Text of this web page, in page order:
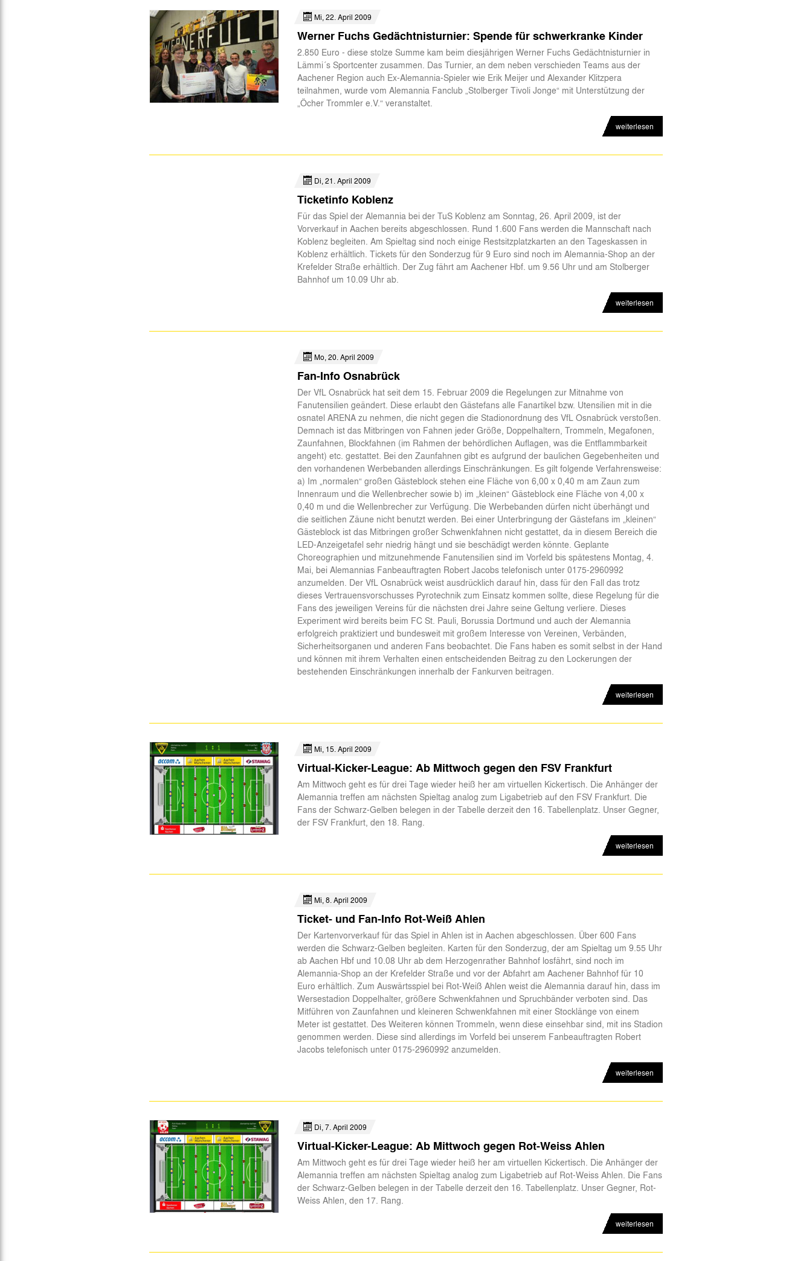
Mi, 22. April 2009
Werner Fuchs Gedächtnisturnier: Spende für schwerkranke Kinder
2.850 Euro - diese stolze Summe kam beim diesjährigen Werner Fuchs Gedächtnisturnier in
Lämmi´s Sportcenter zusammen. Das Turnier, an dem neben verschieden Teams aus der
Aachener Region auch Ex-Alemannia-Spieler wie Erik Meijer und Alexander Klitzpera
teilnahmen, wurde vom Alemannia Fanclub „Stolberger Tivoli Jonge“ mit Unterstützung der
„Öcher Trommler e.V.“ veranstaltet.
weiterlesen
Di, 21. April 2009
Ticketinfo Koblenz
Für das Spiel der Alemannia bei der TuS Koblenz am Sonntag, 26. April 2009, ist der
Vorverkauf in Aachen bereits abgeschlossen. Rund 1.600 Fans werden die Mannschaft nach
Koblenz begleiten. Am Spieltag sind noch einige Restsitzplatzkarten an den Tageskassen in
Koblenz erhältlich. Tickets für den Sonderzug für 9 Euro sind noch im Alemannia-Shop an der
Krefelder Straße erhältlich. Der Zug fährt am Aachener Hbf. um 9.56 Uhr und am Stolberger
Bahnhof um 10.09 Uhr ab.
weiterlesen
Mo, 20. April 2009
Fan-Info Osnabrück
Der VfL Osnabrück hat seit dem 15. Februar 2009 die Regelungen zur Mitnahme von
Fanutensilien geändert. Diese erlaubt den Gästefans alle Fanartikel bzw. Utensilien mit in die
osnatel ARENA zu nehmen, die nicht gegen die Stadionordnung des VfL Osnabrück verstoßen.
Demnach ist das Mitbringen von Fahnen jeder Größe, Doppelhaltern, Trommeln, Megafonen,
Zaunfahnen, Blockfahnen (im Rahmen der behördlichen Auflagen, was die Entflammbarkeit
angeht) etc. gestattet. Bei den Zaunfahnen gibt es aufgrund der baulichen Gegebenheiten und
den vorhandenen Werbebanden allerdings Einschränkungen. Es gilt folgende Verfahrensweise:
a) Im „normalen“ großen Gästeblock stehen eine Fläche von 6,00 x 0,40 m am Zaun zum
Innenraum und die Wellenbrecher sowie b) im „kleinen“ Gästeblock eine Fläche von 4,00 x
0,40 m und die Wellenbrecher zur Verfügung. Die Werbebanden dürfen nicht überhängt und
die seitlichen Zäune nicht benutzt werden. Bei einer Unterbringung der Gästefans im „kleinen“
Gästeblock ist das Mitbringen großer Schwenkfahnen nicht gestattet, da in diesem Bereich die
LED-Anzeigetafel sehr niedrig hängt und sie beschädigt werden könnte. Geplante
Choreographien und mitzunehmende Fanutensilien sind im Vorfeld bis spätestens Montag, 4.
Mai, bei Alemannias Fanbeauftragten Robert Jacobs telefonisch unter 0175-2960992
anzumelden. Der VfL Osnabrück weist ausdrücklich darauf hin, dass für den Fall das trotz
dieses Vertrauensvorschusses Pyrotechnik zum Einsatz kommen sollte, diese Regelung für die
Fans des jeweiligen Vereins für die nächsten drei Jahre seine Geltung verliere. Dieses
Experiment wird bereits beim FC St. Pauli, Borussia Dortmund und auch der Alemannia
erfolgreich praktiziert und bundesweit mit großem Interesse von Vereinen, Verbänden,
Sicherheitsorganen und anderen Fans beobachtet. Die Fans haben es somit selbst in der Hand
und können mit ihrem Verhalten einen entscheidenden Beitrag zu den Lockerungen der
bestehenden Einschränkungen innerhalb der Fankurven beitragen.
weiterlesen
Mi, 15. April 2009
Virtual-Kicker-League: Ab Mittwoch gegen den FSV Frankfurt
Am Mittwoch geht es für drei Tage wieder heiß her am virtuellen Kickertisch. Die Anhänger der
Alemannia treffen am nächsten Spieltag analog zum Ligabetrieb auf den FSV Frankfurt. Die
Fans der Schwarz-Gelben belegen in der Tabelle derzeit den 16. Tabellenplatz. Unser Gegner,
der FSV Frankfurt, den 18. Rang.
weiterlesen
Mi, 8. April 2009
Ticket- und Fan-Info Rot-Weiß Ahlen
Der Kartenvorverkauf für das Spiel in Ahlen ist in Aachen abgeschlossen. Über 600 Fans
werden die Schwarz-Gelben begleiten. Karten für den Sonderzug, der am Spieltag um 9.55 Uhr
ab Aachen Hbf und 10.08 Uhr ab dem Herzogenrather Bahnhof losfährt, sind noch im
Alemannia-Shop an der Krefelder Straße und vor der Abfahrt am Aachener Bahnhof für 10
Euro erhältlich. Zum Auswärtsspiel bei Rot-Weiß Ahlen weist die Alemannia darauf hin, dass im
Wersestadion Doppelhalter, größere Schwenkfahnen und Spruchbänder verboten sind. Das
Mitführen von Zaunfahnen und kleineren Schwenkfahnen mit einer Stocklänge von einem
Meter ist gestattet. Des Weiteren können Trommeln, wenn diese einsehbar sind, mit ins Stadion
genommen werden. Diese sind allerdings im Vorfeld bei unserem Fanbeauftragten Robert
Jacobs telefonisch unter 0175-2960992 anzumelden.
weiterlesen
Di, 7. April 2009
Virtual-Kicker-League: Ab Mittwoch gegen Rot-Weiss Ahlen
Am Mittwoch geht es für drei Tage wieder heiß her am virtuellen Kickertisch. Die Anhänger der
Alemannia treffen am nächsten Spieltag analog zum Ligabetrieb auf Rot-Weiss Ahlen. Die Fans
der Schwarz-Gelben belegen in der Tabelle derzeit den 16. Tabellenplatz. Unser Gegner, Rot-
Weiss Ahlen, den 17. Rang.
weiterlesen